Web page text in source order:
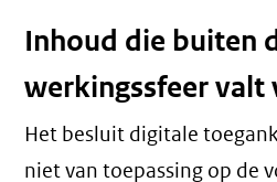
Inhoud die buiten
werkingssfeer valt
Het besluit digitale
niet van toepassing op de